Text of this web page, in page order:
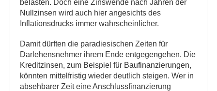
belasten. Doch eine Zinswende nach Jahren der
Nullzinsen wird auch hier angesichts des
Inflationsdrucks immer wahrscheinlicher.
Damit dürften die paradiesischen Zeiten für
Darlehensnehmer ihrem Ende entgegengehen. Die
Kreditzinsen, zum Beispiel für Baufinanzierungen,
könnten mittelfristig wieder deutlich steigen. Wer in
absehbarer Zeit eine Anschlussfinanzierung